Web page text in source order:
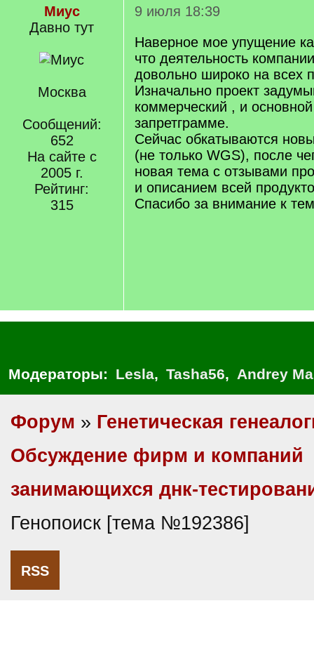
Миус
Давно тут
Москва
Сообщений:
652
На сайте с
2005 г.
Рейтинг:
315
9 июля 18:39
Наверное мое упущение
что деятельность
довольно широко на всех
Изначально проект
коммерческий , и
запретграмме.
Сейчас обкатываются
(не только WGS), после
новая тема с отзывами
и описанием всей
Спасибо за внимание к
Модераторы: Lesla, Tasha56, Andrey
Форум » Генетическая
Обсуждение фирм и компаний
занимающихся днк-
Генопоиск [тема №192386]
RSS